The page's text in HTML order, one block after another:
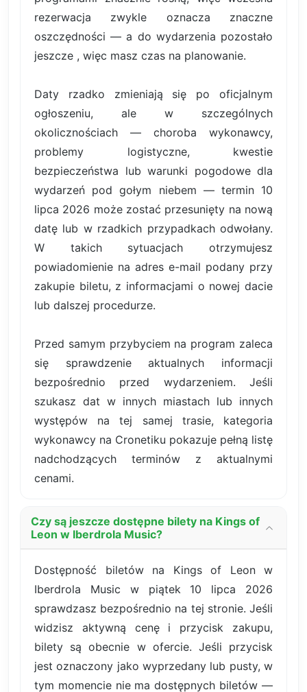
rezerwacja zwykle oznacza znaczne
oszczędności — a do wydarzenia pozostało
jeszcze , więc masz czas na planowanie.
Daty rzadko zmieniają się po oficjalnym
ogłoszeniu, ale w szczególnych
okolicznościach — choroba wykonawcy,
problemy logistyczne, kwestie
bezpieczeństwa lub warunki pogodowe dla
wydarzeń pod gołym niebem — termin 10
lipca 2026 może zostać przesunięty na nową
datę lub w rzadkich przypadkach odwołany.
W takich sytuacjach otrzymujesz
powiadomienie na adres e-mail podany przy
zakupie biletu, z informacjami o nowej dacie
lub dalszej procedurze.
Przed samym przybyciem na program zaleca
się sprawdzenie aktualnych informacji
bezpośrednio przed wydarzeniem. Jeśli
szukasz dat w innych miastach lub innych
występów na tej samej trasie, kategoria
wykonawcy na Cronetiku pokazuje pełną listę
nadchodzących terminów z aktualnymi
cenami.
Czy są jeszcze dostępne bilety na Kings of
Leon w Iberdrola Music?
Dostępność biletów na Kings of Leon w
Iberdrola Music w piątek 10 lipca 2026
sprawdzasz bezpośrednio na tej stronie. Jeśli
widzisz aktywną cenę i przycisk zakupu,
bilety są obecnie w ofercie. Jeśli przycisk
jest oznaczony jako wyprzedany lub pusty, w
tym momencie nie ma dostępnych biletów —